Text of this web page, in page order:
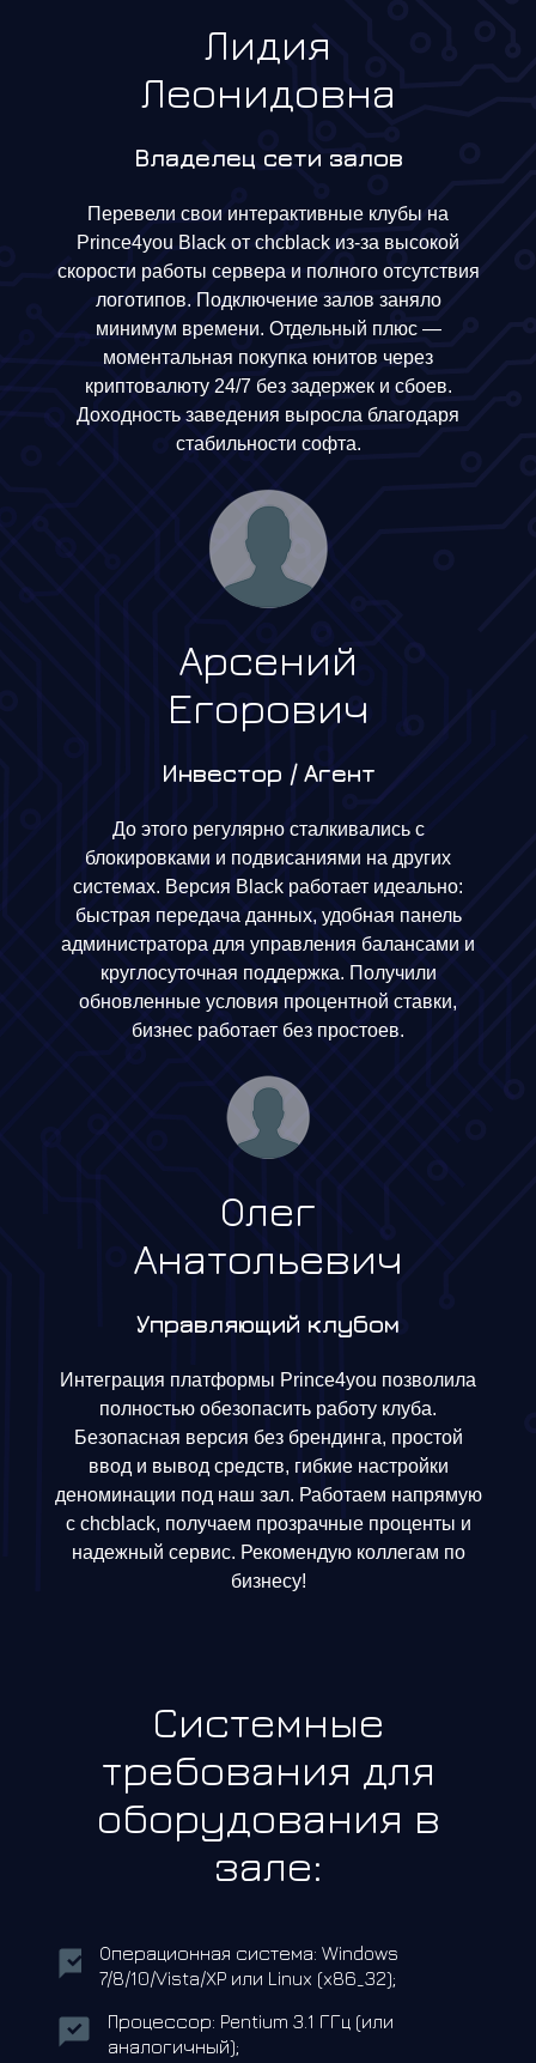
Лидия
Леонидовна
Владелец сети залов
Перевели свои интерактивные клубы на
Prince4you Black от chcblack из-за высокой
скорости работы сервера и полного отсутствия
логотипов. Подключение залов заняло
минимум времени. Отдельный плюс —
моментальная покупка юнитов через
криптовалюту 24/7 без задержек и сбоев.
Доходность заведения выросла благодаря
стабильности софта.
Арсений
Егорович
Инвестор / Агент
До этого регулярно сталкивались с
блокировками и подвисаниями на других
системах. Версия Black работает идеально:
быстрая передача данных, удобная панель
администратора для управления балансами и
круглосуточная поддержка. Получили
обновленные условия процентной ставки,
бизнес работает без простоев.
Олег
Анатольевич
Управляющий клубом
Интеграция платформы Prince4you позволила
полностью обезопасить работу клуба.
Безопасная версия без брендинга, простой
ввод и вывод средств, гибкие настройки
деноминации под наш зал. Работаем напрямую
с chcblack, получаем прозрачные проценты и
надежный сервис. Рекомендую коллегам по
бизнесу!
Системные
требования для
оборудования в
зале:
Операционная система: Windows
7/8/10/Vista/XP или Linux (x86_32);
Процессор: Pentium 3.1 ГГц (или
аналогичный);